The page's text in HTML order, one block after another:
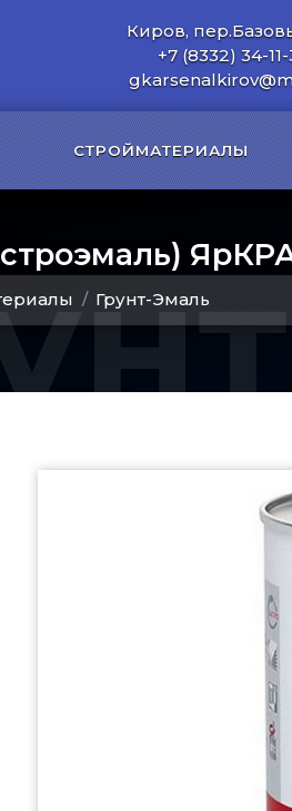
Киров,
+7 (8332) 34-
СТРОЙМАТЕРИАЛЫ
Грунт-Эмаль